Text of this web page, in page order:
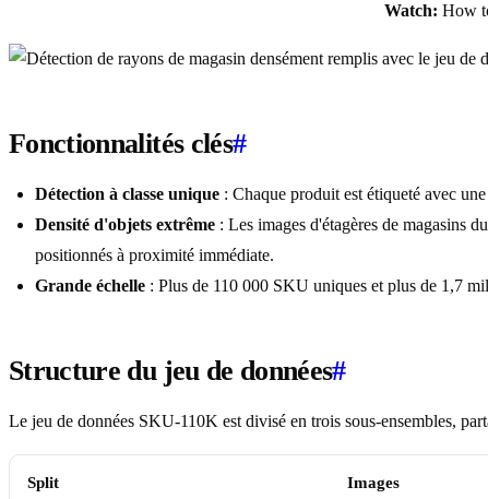
Watch: How
Fonctionnalités clés#
Détection à classe unique : Chaque produit est étiqueté avec
Densité d'objets extrême : Les images d'étagères de magasins
positionnés à proximité immédiate.
Grande échelle : Plus de 110 000 SKU uniques et plus de 1,7
Structure du jeu de données#
Le jeu de données SKU-110K est divisé en trois sous-ensembles,
Split Images